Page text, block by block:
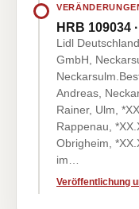
HRB 109034
Lidl
GmbH,
Andreas,
Rainer, Ulm,
Rappenau,
Obrigheim,
im…
Veröffentlichung